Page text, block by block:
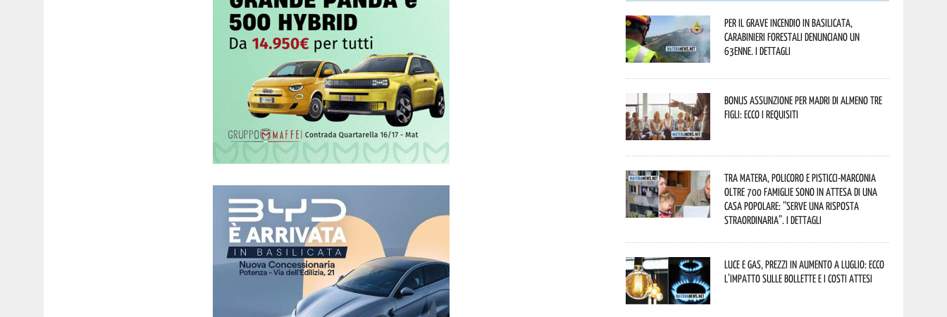
Per il grave incendio in Basilicata,
Carabinieri forestali denunciano un
63enne. I dettagli
Bonus assunzione per madri di almeno tre
figli: ecco i requisiti
Tra Matera, Policoro e Pisticci-Marconia
oltre 700 famiglie sono in attesa di una
casa popolare: “serve una risposta
straordinaria”. I dettagli
Luce e gas, prezzi in aumento a luglio: ecco
l’impatto sulle bollette e i costi attesi